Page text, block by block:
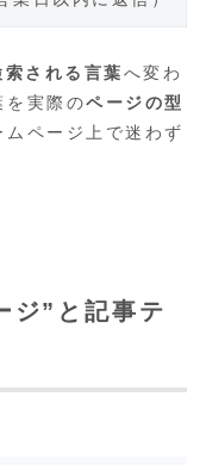
索される言葉へ変わ
を実際のページの型
ページ上で迷わず
ジ”と記事テ